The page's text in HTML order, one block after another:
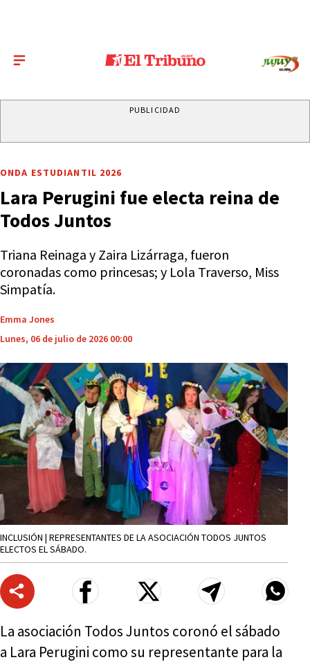
PUBLICIDAD
ONDA ESTUDIANTIL 2026
Lara Perugini fue electa reina de
Todos Juntos
Triana Reinaga y Zaira Lizárraga, fueron
coronadas como princesas; y Lola Traverso, Miss
Simpatía.
Emma Jones
Lunes, 06 de julio de 2026 00:00
INCLUSIÓN | REPRESENTANTES DE LA ASOCIACIÓN TODOS JUNTOS
ELECTOS EL SÁBADO.
La asociación Todos Juntos coronó el sábado
a Lara Perugini como su representante para la